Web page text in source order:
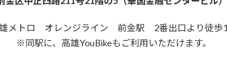
メトロ オレンジライン 前金駅 2番出口より徒歩
※同駅に、高雄YouBikeもご利用いただけます。